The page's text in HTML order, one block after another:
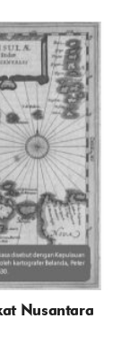
Nusantara